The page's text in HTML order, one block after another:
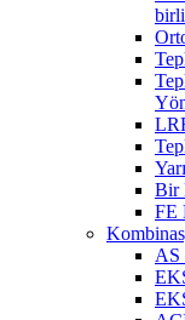
Bir
FE
AS